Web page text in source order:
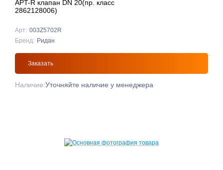
APT-R клапан DN 20(пр. класс
2862128006)
Арт: 003Z5702R
Бренд: Ридан
Заказать
Наличие:Уточняйте наличие у менеджера